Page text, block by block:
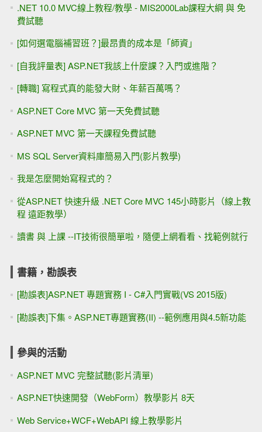
.NET 10.0 MVC線上教程/教學 - MIS2000Lab課程大綱 與 免
費試聽
[如何選電腦補習班？]最昂貴的成本是「師資」
[自我評量表] ASP.NET我該上什麼課？入門或進階？
[轉職] 寫程式真的能發大財、年薪百萬嗎？
ASP.NET Core MVC 第一天免費試聽
ASP.NET MVC 第一天課程免費試聽
MS SQL Server資料庫簡易入門(影片教學)
我是怎麼開始寫程式的？
從ASP.NET 快速升級 .NET Core MVC 145小時影片（線上教
程 遠距教學）
讀書 與 上課 --IT技術很簡單啦，隨便上網看看、找範例就行
書籍，勘誤表
[勘誤表]ASP.NET 專題實務 I - C#入門實戰(VS 2015版)
[勘誤表]下集。ASP.NET專題實務(II) --範例應用與4.5新功能
參與的活動
ASP.NET MVC 完整試聽(影片清單)
ASP.NET快速開發（WebForm）教學影片 8天
Web Service+WCF+WebAPI 線上教學影片